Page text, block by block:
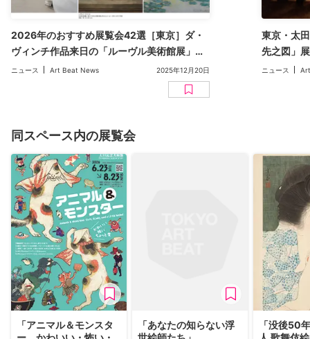
2026年のおすすめ展覧会42選［東京］ダ・
ヴィンチ作品来日の「ルーヴル美術館展」か
ら「モネ展」「ロン・ミュエク展」まで
ニュース Art Beat News 2025年12月20日
東京・太
先之図」
2026年度
ニュース
同スペース内の展覧会
「アニマル＆モンスタ
「あなたの知らない浮
「没後50